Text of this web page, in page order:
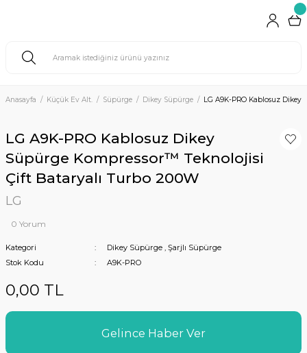
Anasayfa Küçük Ev Alt. Süpürge Dikey Süpürge LG A9K-PRO Kablosuz Dikey
LG A9K-PRO Kablosuz Dikey
Süpürge Kompressor™ Teknolojisi
Çift Bataryalı Turbo 200W
LG
0 Yorum
Kategori Dikey Süpürge , Şarjlı Süpürge
Stok Kodu
A9K-PRO
0,00 TL
Gelince Haber Ver